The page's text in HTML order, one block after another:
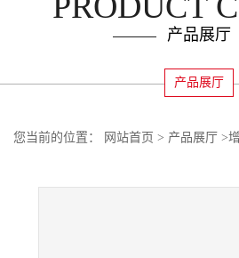
产品展厅
产品展厅
您当前的位置： 网站首页 > 产品展厅 >